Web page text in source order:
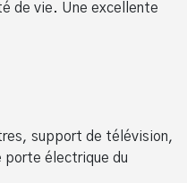
de vie. Une excellente
support de télévision,
porte électrique du